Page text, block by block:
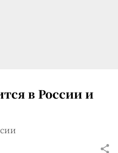
в России и